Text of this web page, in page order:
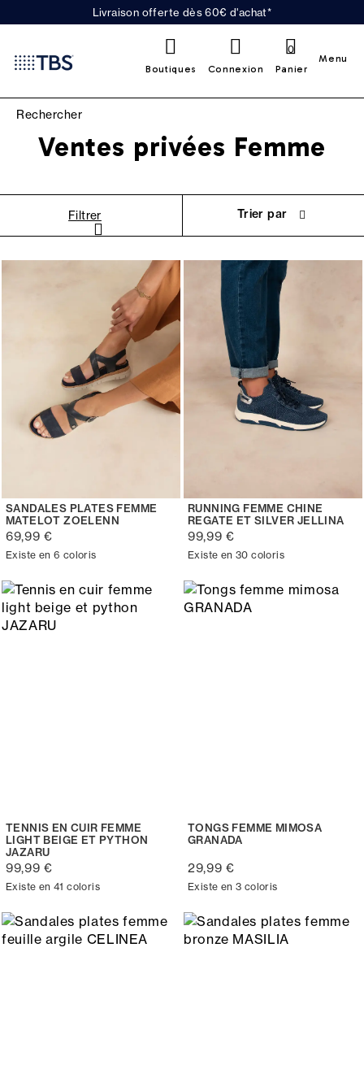
Livraison offerte dès 60€ d'achat*
Boutiques Connexion Panier
0
Menu
Ventes privées Femme
Filtrer Trier par
SANDALES PLATES FEMME
MATELOT ZOELENN
69,99 €
Existe en 6 coloris
RUNNING FEMME CHINE
REGATE ET SILVER JELLINA
99,99 €
Existe en 30 coloris
TENNIS EN CUIR FEMME
LIGHT BEIGE ET PYTHON
JAZARU
99,99 €
Existe en 41 coloris
TONGS FEMME MIMOSA
GRANADA
29,99 €
Existe en 3 coloris